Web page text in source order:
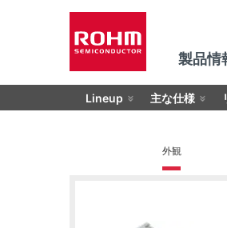
製品情
Lineup 主な仕様
外観